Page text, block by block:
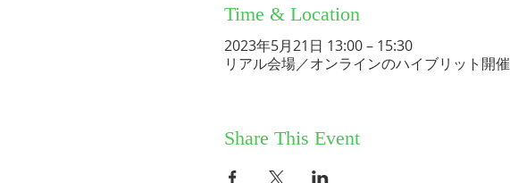
Time & Location
2023年5月21日 13:00 – 15:30
リアル会場／オンラインのハイブリット開催
Share This Event